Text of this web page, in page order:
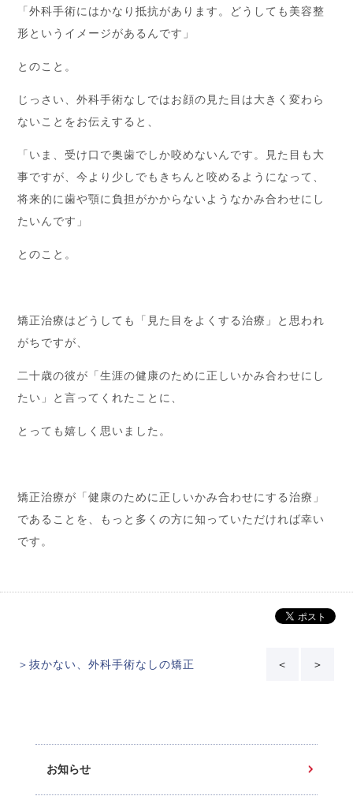
「外科手術にはかなり抵抗があります。どうしても美容整
形というイメージがあるんです」
とのこと。
じっさい、外科手術なしではお顔の見た目は大きく変わら
ないことをお伝えすると、
「いま、受け口で奥歯でしか咬めないんです。見た目も大
事ですが、今より少しでもきちんと咬めるようになって、
将来的に歯や顎に負担がかからないようなかみ合わせにし
たいんです」
とのこと。
矯正治療はどうしても「見た目をよくする治療」と思われ
がちですが、
二十歳の彼が「生涯の健康のために正しいかみ合わせにし
たい」と言ってくれたことに、
とっても嬉しく思いました。
矯正治療が「健康のために正しいかみ合わせにする治療」
であることを、もっと多くの方に知っていただければ幸い
です。
＞抜かない、外科手術なしの矯正 ＜ ＞
お知らせ